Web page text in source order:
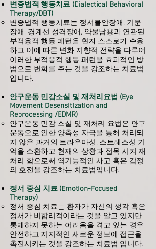
변증법적 행동치료 (Dialectical Behavioral
Therapy/DBT)
변증법적 행동치료는 정서불안장애, 기분
장애, 경계선 성격장애, 약물남용과 연관된
부적응적 행동 패턴을 환자 스스로가 수용
하고 이에 따른 변화 지향적 전략을 다루어
이러한 부적응적 행동 패턴을 효과적인 방
법으로 변화를 주는 것을 강조하는 치료법
입니다.
안구운동 민감소실 및 재처리요법 (Eye
Movement Desensitization and
Reprocessing /EDMR)
안구운동 민감 소실 및 재처리 요법은 안구
운동으로 인한 양측성 자극을 통해 처리되
지 않은 과거의 트라우마성, 스트레스성 기
억을 소환하고 현재의 상황과 접목 시켜 재
처리 함으로써 역기능적인 사고 혹은 감정
의 호전을 강조하는 치료법입니다.
정서 중심 치료 (Emotion-Focused
Therapy)
정서 중심 치료는 환자가 자신의 생각 혹은
정서가 비합리적이라는 것을 알고 있지만
통제하지 못하는 어려움을 겪고 있는 경우
안전하고 지지적인 새로운 정보에 접근을
촉진시키는 것을 강조하는 치료법 입니다.